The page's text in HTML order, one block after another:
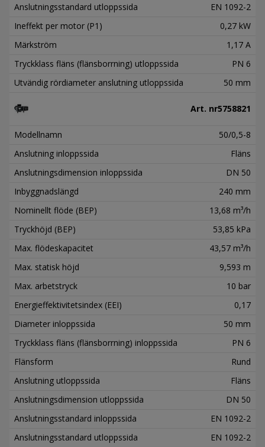
Anslutningsstandard utloppssida
EN 1092-2
Ineffekt per motor (P1)
0,27 kW
Märkström
1,17 A
Tryckklass fläns (flänsborrning) utloppssida
PN 6
Utvändig rördiameter anslutning utloppssida
50 mm
Art. nr5758821
Modellnamn
50/0,5-8
Anslutning inloppssida
Fläns
Anslutningsdimension inloppssida
DN 50
Inbyggnadslängd
240 mm
Nominellt flöde (BEP)
13,68 m³/h
Tryckhöjd (BEP)
53,85 kPa
Max. flödeskapacitet
43,57 m³/h
Max. statisk höjd
9,593 m
Max. arbetstryck
10 bar
Energieffektivitetsindex (EEI)
0,17
Diameter inloppssida
50 mm
Tryckklass fläns (flänsborrning) inloppssida
PN 6
Flänsform
Rund
Anslutning utloppssida
Fläns
Anslutningsdimension utloppssida
DN 50
Anslutningsstandard inloppssida
EN 1092-2
Anslutningsstandard utloppssida
EN 1092-2